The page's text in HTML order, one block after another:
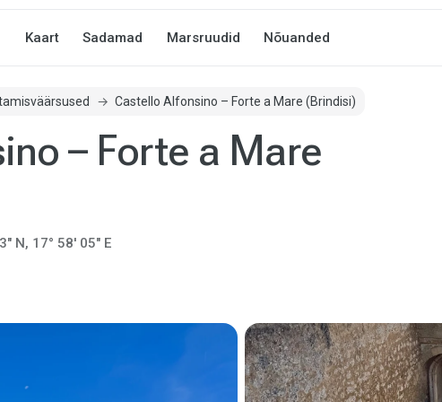
Kaart Sadamad Marsruudid Nõuanded
Castello Alfonsino – Forte a Mare (Brindisi)
– Forte a Mare
N, 17° 58' 05" E